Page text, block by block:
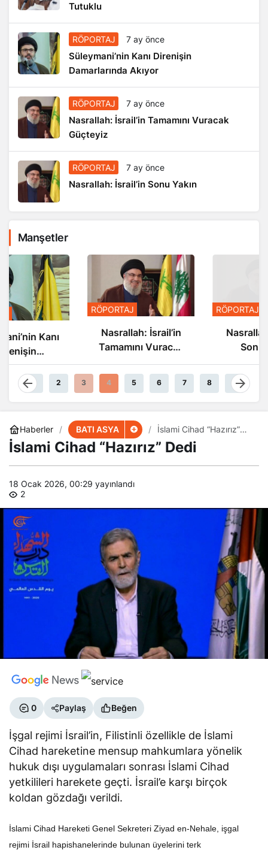
Tutuklu
RÖPORTAJ 7 ay önce
Süleymani’nin Kanı Direnişin
Damarlarında Akıyor
RÖPORTAJ 7 ay önce
Nasrallah: İsrail’in Tamamını Vuracak
Güçteyiz
RÖPORTAJ 7 ay önce
Nasrallah: İsrail’in Sonu Yakın
Manşetler
RÖPORTAJ
Nasrallah: İsrail’in
Tamamını Vuracak
RÖPORTAJ
Nasrallah: İsrail’in
Sonu Yakın
1 2 3 4 5 6 7 8 9
Haberler BATI ASYA
İslami Cihad “Hazırız”
Dedi
İslami Cihad “Hazırız” Dedi
18 Ocak 2026, 00:29 yayınlandı
2
0 Paylaş Beğen
İşgal rejimi İsrail’in, Filistinli özellikle de İslami
Cihad hareketine mensup mahkumlara yönelik
hukuk dışı uygulamaları sonrası İslami Cihad
yetkilileri harekete geçti. İsrail’e karşı birçok
koldan gözdağı verildi.
İslami Cihad Hareketi Genel Sekreteri Ziyad en-Nehale, işgal
rejimi İsrail hapishanelerinde bulunan üyelerini terk